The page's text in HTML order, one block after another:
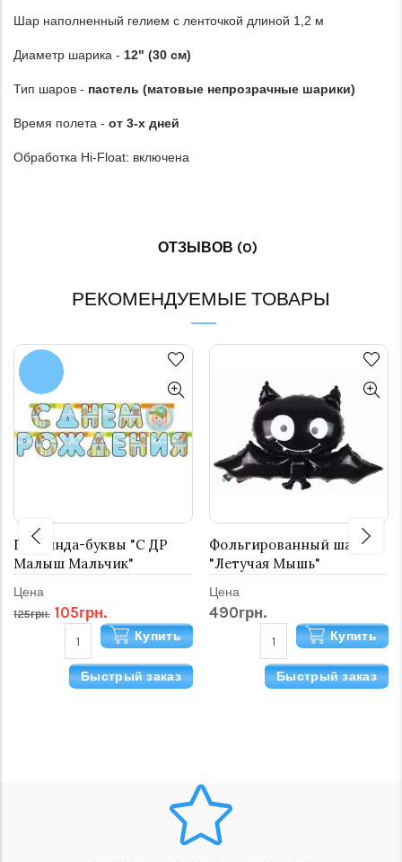
Шар наполненный гелием с ленточкой длиной 1,2 м
Диаметр шарика - 12" (30 см)
Тип шаров - пастель (матовые непрозрачные шарики)
Время полета - от 3-х дней
Обработка Hi-Float: включена
ОТЗЫВОВ (0)
РЕКОМЕНДУЕМЫЕ ТОВАРЫ
Гирлянда-буквы "С ДР
Малыш Мальчик"
Цена
125грн. 105грн.
Купить
Быстрый заказ
Фольгированный шар
"Летучая Мышь"
Цена
490грн.
Купить
Быстрый заказ